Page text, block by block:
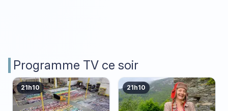
Programme TV ce soir
21h10 21h10